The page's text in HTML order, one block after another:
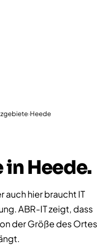
›Heede
in Heede.
auch hier braucht IT
ABR-IT zeigt, dass
der Größe des Ortes